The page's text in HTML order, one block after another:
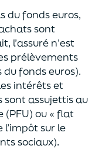
du fonds euros,
sont
l’assuré n’est
prélèvements
du fonds euros).
intérêts et
sont assujettis au
(PFU) ou « flat
sur le
sociaux).